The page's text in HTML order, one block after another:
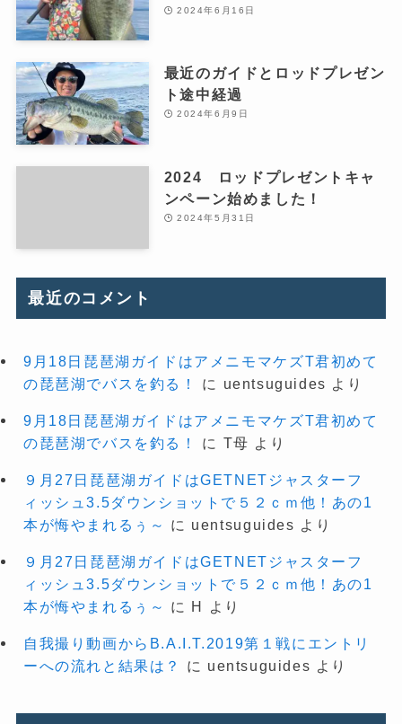
2024年6月16日
最近のガイドとロッドプレゼン
ト途中経過
2024年6月9日
2024 ロッドプレゼントキャ
ンペーン始めました！
2024年5月31日
最近のコメント
9月18日琵琶湖ガイドはアメニモマケズT君初めて
の琵琶湖でバスを釣る！
に uentsuguides より
9月18日琵琶湖ガイドはアメニモマケズT君初めて
の琵琶湖でバスを釣る！
に T母 より
９月27日琵琶湖ガイドはGETNETジャスターフ
ィッシュ3.5ダウンショットで５２ｃｍ他！あの1
本が悔やまれるぅ～
に uentsuguides より
９月27日琵琶湖ガイドはGETNETジャスターフ
ィッシュ3.5ダウンショットで５２ｃｍ他！あの1
本が悔やまれるぅ～
に H より
自我撮り動画からB.A.I.T.2019第１戦にエントリ
ーへの流れと結果は？
に uentsuguides より